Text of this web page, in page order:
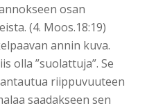
osan
(4. Moos.18:19)
annin kuva.
olla ”suolattuja”. Se
riippuvuuteen
saadakseen sen